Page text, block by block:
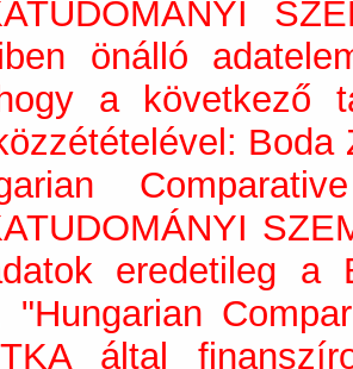
önálló
a következő
eredetileg
"Hungarian
által